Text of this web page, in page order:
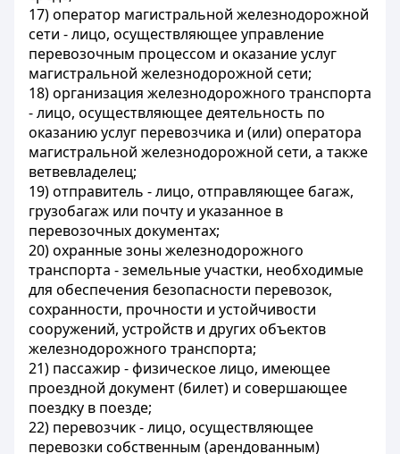
17)оператор магистральной железнодорожной
сети - лицо, осуществляющее управление
перевозочным процессом и оказание услуг
магистральной железнодорожной сети;
18)организация железнодорожного транспорта
- лицо, осуществляющее деятельность по
оказанию услуг перевозчика и (или) оператора
магистральной железнодорожной сети, а также
ветвевладелец;
19)отправитель - лицо, отправляющее багаж,
грузобагаж или почту и указанное в
перевозочных документах;
20)охранные зоны железнодорожного
транспорта - земельные участки, необходимые
для обеспечения безопасности перевозок,
сохранности, прочности и устойчивости
сооружений, устройств и других объектов
железнодорожного транспорта;
21) пассажир - физическое лицо, имеющее
проездной документ (билет) и совершающее
поездку в поезде;
22) перевозчик- лицо, осуществляющее
перевозки собственным (арендованным)